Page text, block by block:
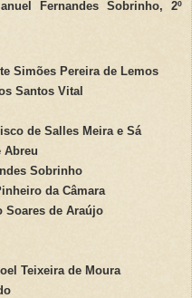
Fernandes Sobrinho, 2º
Simões Pereira de Lemos
Santos Vital
de Salles Meira e Sá
Abreu
Sobrinho
da Câmara
Soares de Araújo
Teixeira de Moura